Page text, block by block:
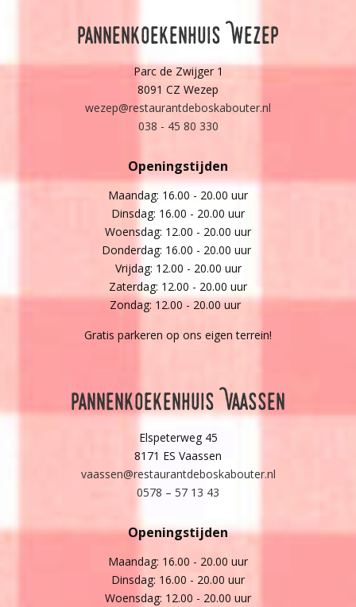
Pannenkoekenhuis Wezep
Parc de Zwijger 1
8091 CZ Wezep
wezep@restaurantdeboskabouter.nl
038 - 45 80 330
Openingstijden
Maandag: 16.00 - 20.00 uur
Dinsdag: 16.00 - 20.00 uur
Woensdag: 12.00 - 20.00 uur
Donderdag: 16.00 - 20.00 uur
Vrijdag: 12.00 - 20.00 uur
Zaterdag: 12.00 - 20.00 uur
Zondag: 12.00 - 20.00 uur
Gratis parkeren op ons eigen terrein!
Pannenkoekenhuis Vaassen
Elspeterweg 45
8171 ES Vaassen
vaassen@restaurantdeboskabouter.nl
0578 – 57 13 43
Openingstijden
Maandag: 16.00 - 20.00 uur
Dinsdag: 16.00 - 20.00 uur
Woensdag: 12.00 - 20.00 uur